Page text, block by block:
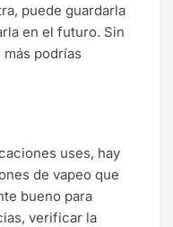
puede guardarla
en el futuro. Sin
más podrías
uses, hay
de vapeo que
bueno para
verificar la